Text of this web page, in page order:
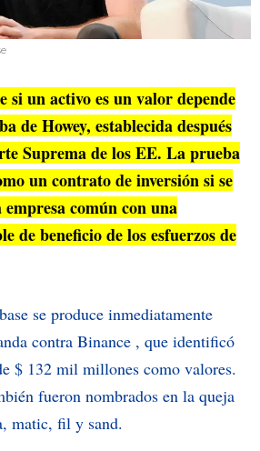
si un activo es un valor depende
de Howey, establecida después
Suprema de los EE. La prueba
un contrato de inversión si se
común con una
de beneficio de los esfuerzos de
se produce inmediatamente
contra Binance , que identificó
$ 132 mil millones como valores.
fueron nombrados en la queja
matic, fil y sand.